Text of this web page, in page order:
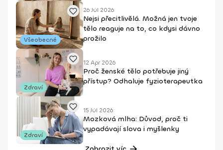
Všeobecné
26 Júl 2026
Nejsi přecitlivělá. Možná jen tvoje
tělo reaguje na to, co kdysi dávno
prožilo
Zdraví
12 Apr 2026
Proč ženské tělo potřebuje jiný
přístup? Odhaluje fyzioterapeutka
Zdraví
15 Júl 2026
Mozková mlha: Důvod, proč ti
vypadávají slova i myšlenky